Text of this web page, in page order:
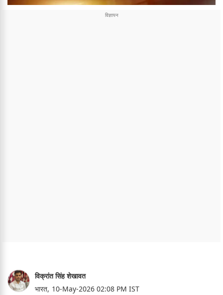
विक्रांत सिंह शेखावत
भारत, 10-May-2026 02:08 PM IST